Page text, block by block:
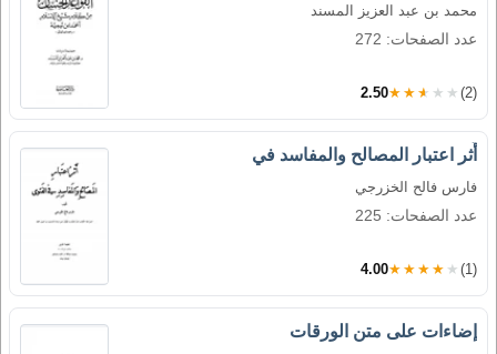
محمد بن عبد العزيز المسند
عدد الصفحات: 272
2.50★★★★★ (2)
أَثر اعتبار المصالح والمفاسد في
فارس فالح الخزرجي
عدد الصفحات: 225
4.00★★★★★ (1)
إضاءات على متن الورقات